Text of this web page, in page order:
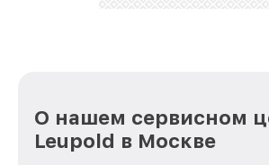
О нашем сервисном
Leupold в Москве